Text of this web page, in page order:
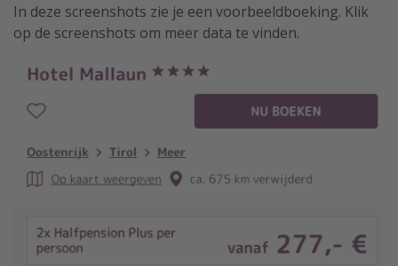
In deze screenshots zie je een voorbeeldboeking. Klik
op de screenshots om meer data te vinden.